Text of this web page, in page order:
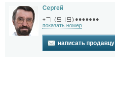
Сергей
+ ( ) ●●●●●●●
показать номер
написать продавцу